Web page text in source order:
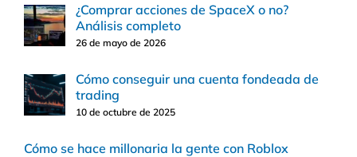
¿Comprar acciones de SpaceX o no?
Análisis completo
26 de mayo de 2026
Cómo conseguir una cuenta fondeada de
trading
10 de octubre de 2025
Cómo se hace millonaria la gente con Roblox